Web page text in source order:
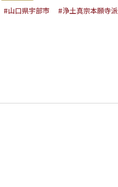
#山口県宇部市
#浄土真宗本願寺派